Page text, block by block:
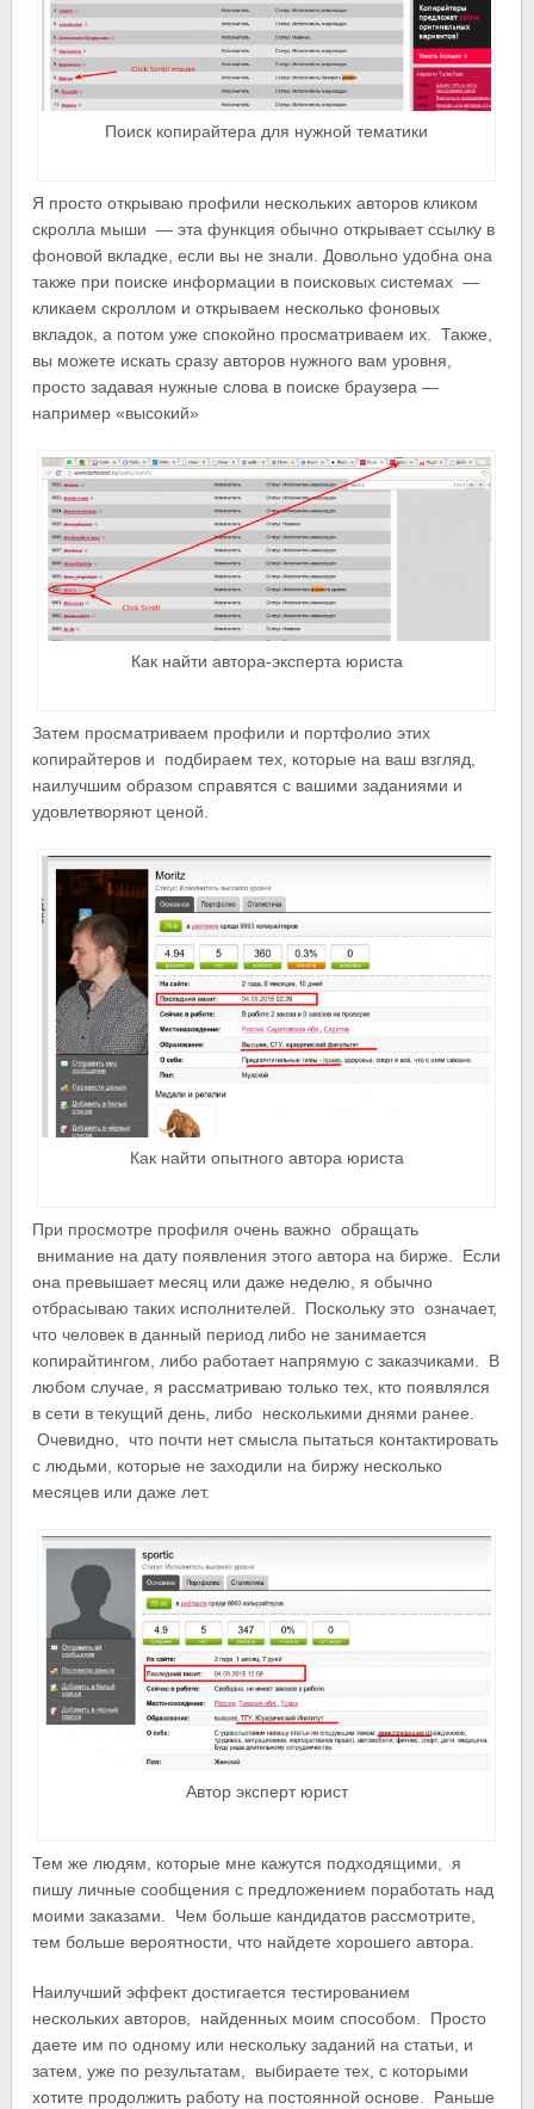
Поиск копирайтера для нужной тематики
Я просто открываю профили нескольких авторов кликом
скролла мыши — эта функция обычно открывает ссылку в
фоновой вкладке, если вы не знали. Довольно удобна она
также при поиске информации в поисковых системах —
кликаем скроллом и открываем несколько фоновых
вкладок, а потом уже спокойно просматриваем их. Также,
вы можете искать сразу авторов нужного вам уровня,
просто задавая нужные слова в поиске браузера —
например «высокий»
Как найти автора-эксперта юриста
Затем просматриваем профили и портфолио этих
копирайтеров и подбираем тех, которые на ваш взгляд,
наилучшим образом справятся с вашими заданиями и
удовлетворяют ценой.
Как найти опытного автора юриста
При просмотре профиля очень важно обращать
внимание на дату появления этого автора на бирже. Если
она превышает месяц или даже неделю, я обычно
отбрасываю таких исполнителей. Поскольку это означает,
что человек в данный период либо не занимается
копирайтингом, либо работает напрямую с заказчиками. В
любом случае, я рассматриваю только тех, кто появлялся
в сети в текущий день, либо несколькими днями ранее.
Очевидно, что почти нет смысла пытаться контактировать
с людьми, которые не заходили на биржу несколько
месяцев или даже лет.
Автор эксперт юрист
Тем же людям, которые мне кажутся подходящими, я
пишу личные сообщения с предложением поработать над
моими заказами. Чем больше кандидатов рассмотрите,
тем больше вероятности, что найдете хорошего автора.
Наилучший эффект достигается тестированием
нескольких авторов, найденных моим способом. Просто
даете им по одному или нескольку заданий на статьи, и
затем, уже по результатам, выбираете тех, с которыми
хотите продолжить работу на постоянной основе. Раньше